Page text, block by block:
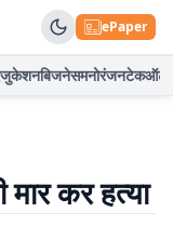
ePaper
बिजनेसमनोरंजनटेकऑटो
कर हत्या